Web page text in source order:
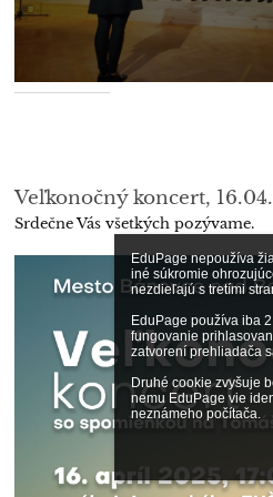
EduPage nepoužíva
iné súkromie
nezdieľajú s tretími
EduPage používa iba
fungovanie
zatvorení prehliadača
Druhé cookie zvyšuje
nemu EduPage vie
neznámeho počítača.
Veľkonočný koncert,
Srdečne Vás všetkých pozývame.